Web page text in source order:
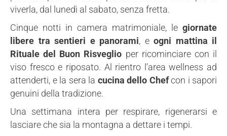
viverla, dal lunedì al sabato, senza fretta.
Cinque notti in camera matrimoniale, le giornate
libere tra sentieri e panorami, e ogni mattina il
Rituale del Buon Risveglio per ricominciare con il
viso fresco e riposato. Al rientro l’area wellness ad
attenderti, e la sera la cucina dello Chefcon i sapori
genuini della tradizione.
Una settimana intera per respirare, rigenerarsi e
lasciare che sia la montagna a dettare i tempi.